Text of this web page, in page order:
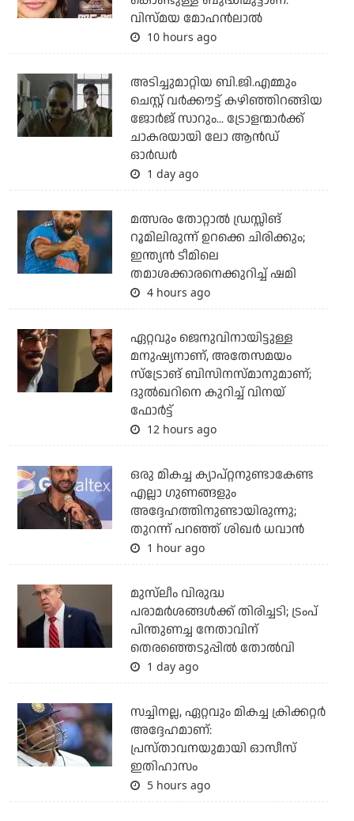
വിസ്മയ മോഹന്‍ലാല്‍
10 hours ago
അടിച്ചുമാറ്റിയ ബി.ജി.എമ്മും
ചെസ്റ്റ് വര്‍ക്കൗട്ട് കഴിഞ്ഞിറങ്ങിയ
ജോര്‍ജ് സാറും... ട്രോളന്മാര്‍ക്ക്
ചാകരയായി ലോ ആന്‍ഡ്
ഓര്‍ഡര്‍
1 day ago
മത്സരം തോറ്റാല്‍ ഡ്രസ്സിങ്
റൂമിലിരുന്ന് ഉറക്കെ ചിരിക്കും;
ഇന്ത്യന്‍ ടീമിലെ
തമാശക്കാരനെക്കുറിച്ച് ഷമി
4 hours ago
ഏറ്റവും ജെനുവിനായിട്ടുള്ള
മനുഷ്യനാണ്, അതേസമയം
സ്‌ട്രോങ് ബിസിനസ്മാനുമാണ്;
ദുല്‍ഖറിനെ കുറിച്ച് വിനയ്
ഫോര്‍ട്ട്
12 hours ago
ഒരു മികച്ച ക്യാപ്റ്റനുണ്ടാകേണ്ട
എല്ലാ ഗുണങ്ങളും
അദ്ദേഹത്തിനുണ്ടായിരുന്നു;
തുറന്ന് പറഞ്ഞ് ശിഖര്‍ ധവാന്‍
1 hour ago
മുസ്‌ലീം വിരുദ്ധ
പരാമര്‍ശങ്ങള്‍ക്ക് തിരിച്ചടി; ട്രംപ്
പിന്തുണച്ച നേതാവിന്
തെരഞ്ഞെടുപ്പില്‍ തോല്‍വി
1 day ago
സച്ചിനല്ല, ഏറ്റവും മികച്ച ക്രിക്കറ്റര്‍
അദ്ദേഹമാണ്:
പ്രസ്താവനയുമായി ഓസീസ്
ഇതിഹാസം
5 hours ago